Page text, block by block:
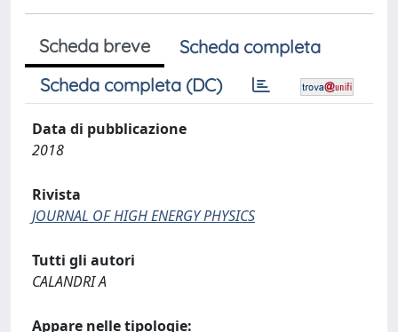
Scheda breve
Scheda completa
Scheda completa (DC)
Data di pubblicazione
2018
Rivista
JOURNAL OF HIGH ENERGY PHYSICS
Tutti gli autori
CALANDRI A
Appare nelle tipologie: